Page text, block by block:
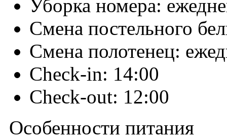
Уборка номера:
Смена постельного
Смена полотенец:
Check-in: 14:00
Check-out: 12:00
Особенности питания